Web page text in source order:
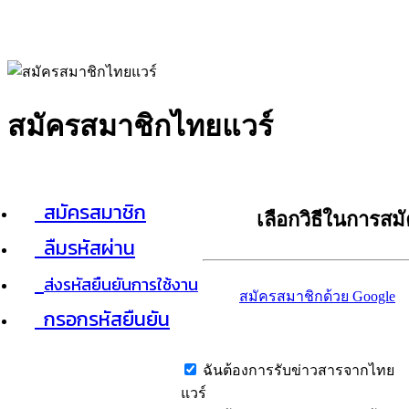
สมัครสมาชิกไทยแวร์
สมัครสมาชิก
ลืมรหัสผ่าน
ส่งรหัสยืนยันการใช้งาน
กรอกรหัสยืนยัน
เลือกวิธีในการส
สมัครสมาชิกด้วย Google
ฉันต้องการรับข่าวสารจากไทย
แวร์